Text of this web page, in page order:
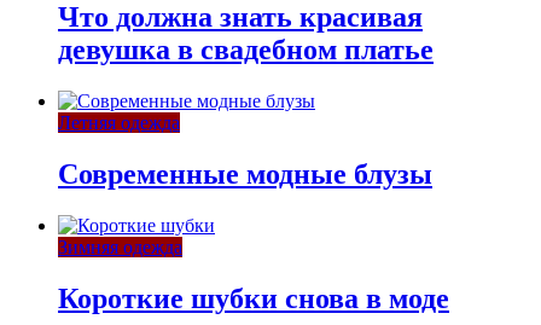
Что должна знать красивая
девушка в свадебном платье
Летняя одежда
Современные модные блузы
Зимняя одежда
Короткие шубки снова в моде